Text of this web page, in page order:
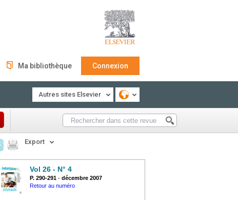
Ma bibliothèque Connexion
Autres sites Elsevier
Export
Vol 26 - N° 4
P. 290-291 - décembre 2007
Retour au numéro